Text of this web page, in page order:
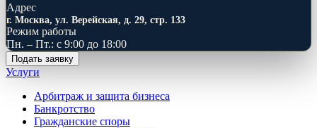
Адрес
г. Москва, ул. Верейская, д. 29, стр. 133
Режим работы
Пн. – Пт.: с 9:00 до 18:00
Подать заявку
Услуги
Арбитраж и защита бизнеса
Банкротство
Гражданские споры